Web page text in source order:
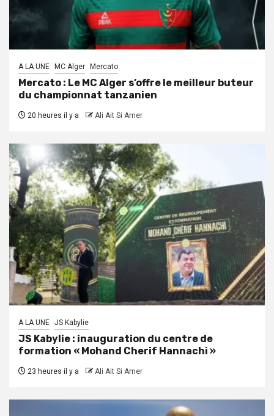
A LA UNE MC Alger Mercato
Mercato : Le MC Alger s’offre le meilleur buteur
du championnat tanzanien
20 heures il y a Ali Ait Si Amer
A LA UNE JS Kabylie
JS Kabylie : inauguration du centre de
formation « Mohand Cherif Hannachi »
23 heures il y a Ali Ait Si Amer